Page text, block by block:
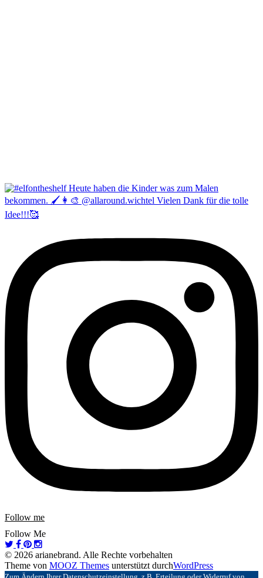
Follow me
Follow Me
© 2026 arianebrand. Alle Rechte vorbehalten
Theme von MOOZ Themes unterstützt durchWordPress